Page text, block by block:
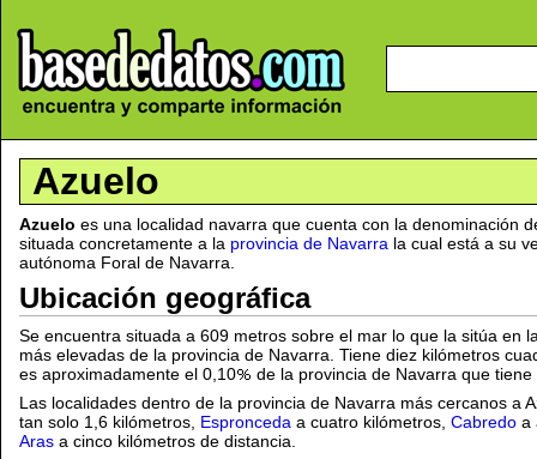
Azuelo
Azuelo es una localidad navarra que cuenta con la denominación
situada concretamente a la provincia de Navarra la cual está a su
autónoma Foral de Navarra.
Ubicación geográfica
Se encuentra situada a 609 metros sobre el mar lo que la sitúa en
más elevadas de la provincia de Navarra. Tiene diez kilómetros
es aproximadamente el 0,10
de la provincia de Navarra que
Las localidades dentro de la provincia de Navarra más cercanos a
tan solo 1,6 kilómetros, Espronceda a cuatro kilómetros, Cabredo a
Aras a cinco kilómetros de distancia.